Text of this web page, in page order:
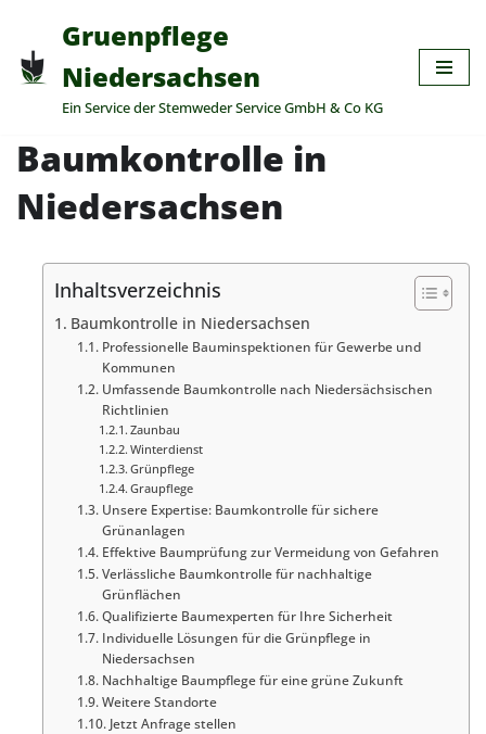
Zum
Inhalt
springen
Gruenpflege
Niedersachsen
Ein Service der Stemweder Service GmbH & Co KG
Baumkontrolle in
Niedersachsen
Inhaltsverzeichnis
Baumkontrolle in Niedersachsen
Professionelle Bauminspektionen für Gewerbe und
Kommunen
Umfassende Baumkontrolle nach Niedersächsischen
Richtlinien
Zaunbau
Winterdienst
Grünpflege
Graupflege
Unsere Expertise: Baumkontrolle für sichere
Grünanlagen
Effektive Baumprüfung zur Vermeidung von Gefahren
Verlässliche Baumkontrolle für nachhaltige
Grünflächen
Qualifizierte Baumexperten für Ihre Sicherheit
Individuelle Lösungen für die Grünpflege in
Niedersachsen
Nachhaltige Baumpflege für eine grüne Zukunft
Weitere Standorte
Jetzt Anfrage stellen